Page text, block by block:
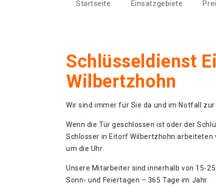
Startseite Einsatzgebiete
Schlüsseldienst
Wilbertzhohn
Wir sind immer für Sie da und im Notfall zur
Wenn die Tür geschlossen ist oder der
Schlosser in Eitorf Wilbertzhohn arbeiteten
um die Uhr.
Unsere Mitarbeiter sind innerhalb von 15-
Sonn- und Feiertagen – 365 Tage im Jahr.